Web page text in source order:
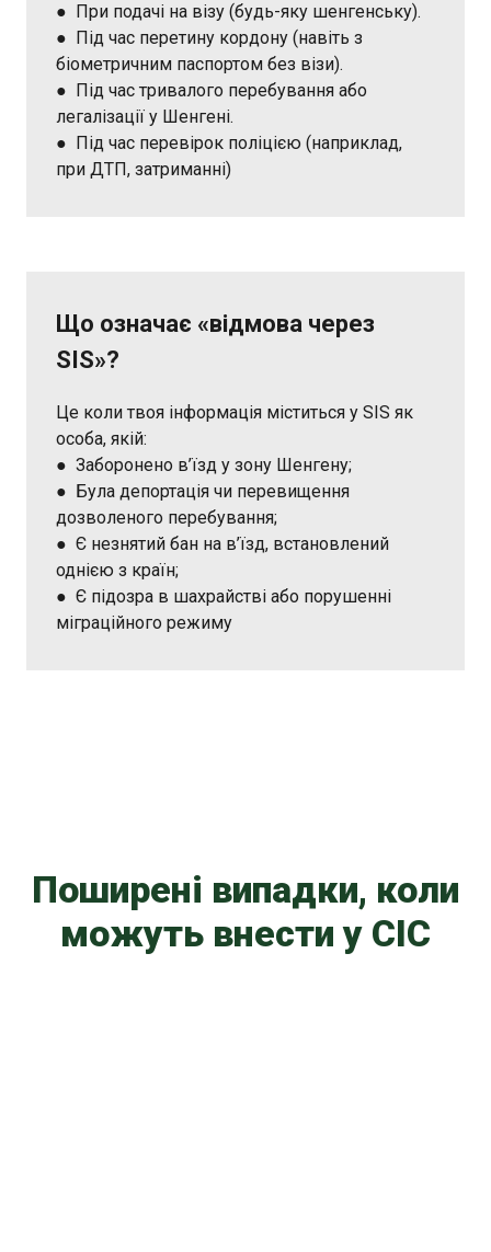
● При подачі на візу (будь-яку шенгенську).
● Під час перетину кордону (навіть з
біометричним паспортом без візи).
● Під час тривалого перебування або
легалізації у Шенгені.
● Під час перевірок поліцією (наприклад,
при ДТП, затриманні)
Що означає «відмова через
SIS»?
Це коли твоя інформація міститься у SIS як
особа, якій:
● Заборонено в’їзд у зону Шенгену;
● Була депортація чи перевищення
дозволеного перебування;
● Є незнятий бан на в’їзд, встановлений
однією з країн;
● Є підозра в шахрайстві або порушенні
міграційного режиму
Поширені випадки, коли
можуть внести у СІС